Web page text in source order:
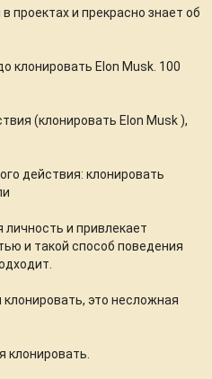
проектах и прекрасно знает об
клонировать Elon Musk. 100
(клонировать Elon Musk ),
действия: клонировать
личность и привлекает
и такой способ поведения
это несложная
клонировать.